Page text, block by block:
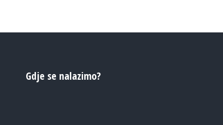
Gdje se nalazimo?